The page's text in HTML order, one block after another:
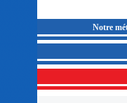
Notre